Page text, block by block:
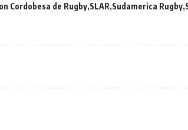
Cordobesa de Rugby SLAR Sudamerica Rugby